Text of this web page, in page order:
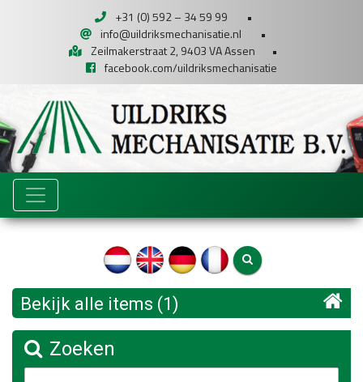
+31 (0) 592 – 34 59 99
•
info@uildriksmechanisatie.nl
•
Zeilmakerstraat 2, 9403 VA Assen
•
facebook.com/uildriksmechanisatie
Bekijk alle items (1)
Zoeken